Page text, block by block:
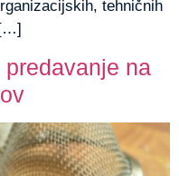
tehničnih
na